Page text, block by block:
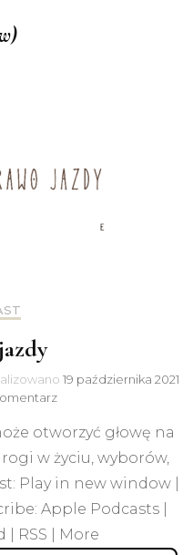
19 października 2021
do
jazdy
otworzyć głowę na
w życiu, wyborów,
Play in new window |
Apple Podcasts |
RSS | More